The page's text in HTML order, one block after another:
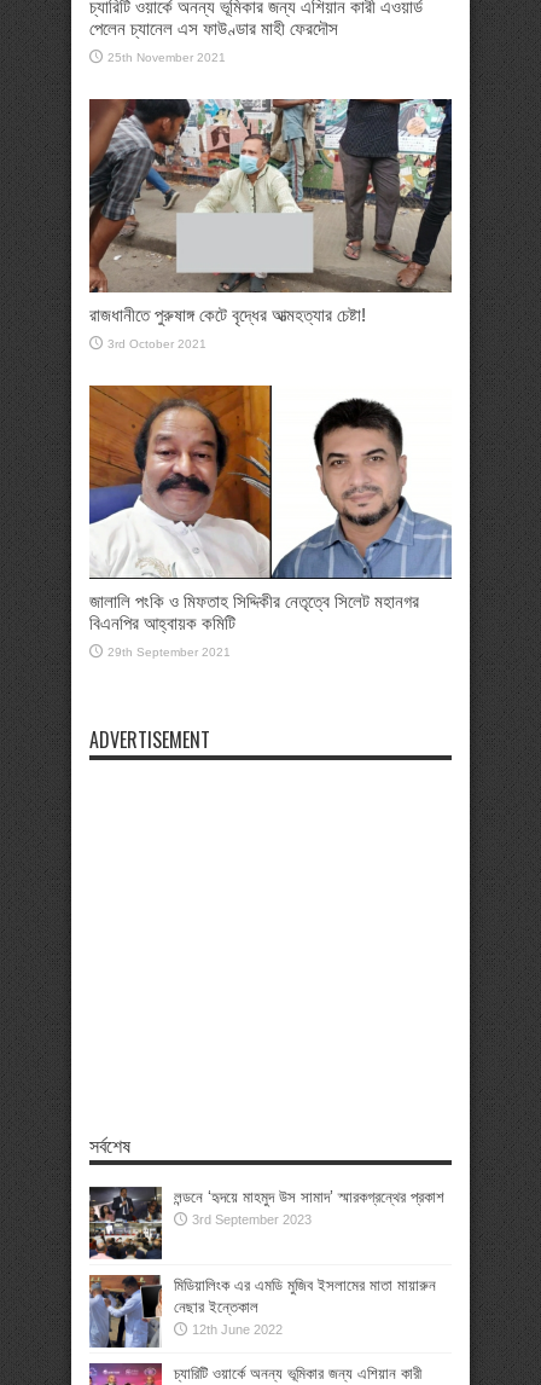
চ্যারিটি ওয়ার্কে অনন্য ভূমিকার জন্য এশিয়ান কারী এওয়ার্ড
পেলেন চ্যানেল এস ফাউণ্ডার মাহী ফেরদৌস
25th November 2021
রাজধানীতে পুরুষাঙ্গ কেটে বৃদ্ধের আত্মহত্যার চেষ্টা!
3rd October 2021
জালালি পংকি ও মিফতাহ সিদ্দিকীর নেতৃত্বে সিলেট মহানগর
বিএনপির আহ্বায়ক কমিটি
29th September 2021
ADVERTISEMENT
সর্বশেষ
লন্ডনে ‘হৃদয়ে মাহমুদ উস সামাদ’ স্মারকগ্রন্থের প্রকাশ
3rd September 2023
মিডিয়ালিংক এর এমডি মুজিব ইসলামের মাতা মায়ারুন
নেছার ইন্তেকাল
12th June 2022
চ্যারিটি ওয়ার্কে অনন্য ভূমিকার জন্য এশিয়ান কারী